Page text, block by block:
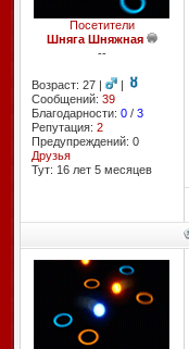
Посетители
Шняга Шняжная
--
Возраст: 27 |
|
Сообщений: 39
Благодарности: 0/ 3
Репутация: 2
Предупреждений: 0
Друзья
Тут: 16 лет 5 месяцев